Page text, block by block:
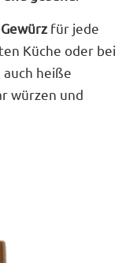
für jede
Küche oder bei
auch heiße
würzen und